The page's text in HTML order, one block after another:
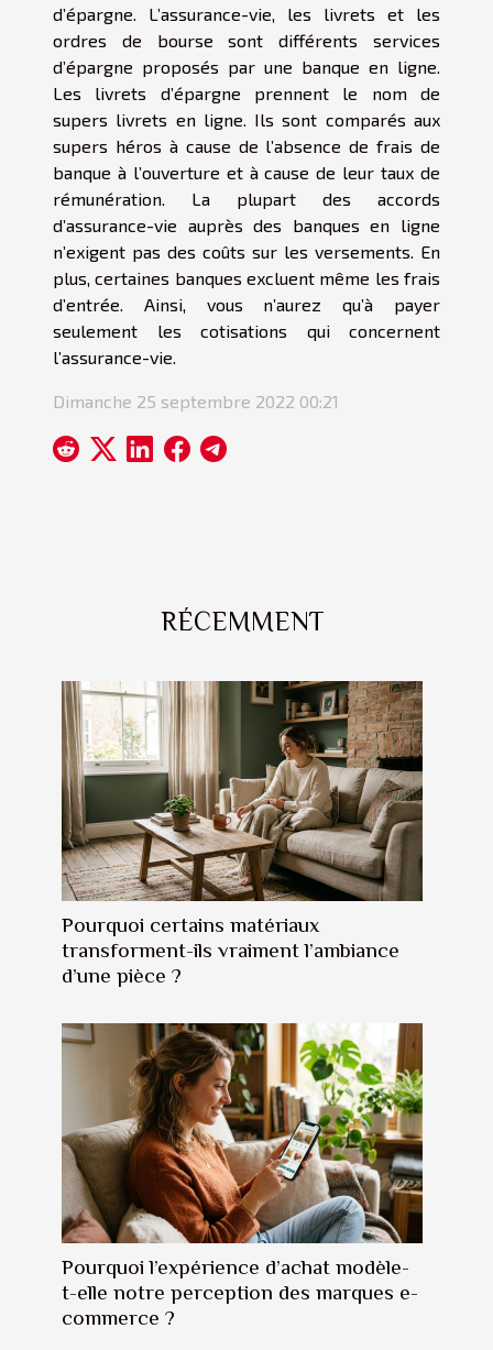
d’épargne. L’assurance-vie, les livrets et les
ordres de bourse sont différents services
d’épargne proposés par une banque en ligne.
Les livrets d’épargne prennent le nom de
supers livrets en ligne. Ils sont comparés aux
supers héros à cause de l’absence de frais de
banque à l’ouverture et à cause de leur taux de
rémunération. La plupart des accords
d’assurance-vie auprès des banques en ligne
n’exigent pas des coûts sur les versements. En
plus, certaines banques excluent même les frais
d’entrée. Ainsi, vous n’aurez qu’à payer
seulement les cotisations qui concernent
l’assurance-vie.
Dimanche 25 septembre 2022 00:21
RÉCEMMENT
Pourquoi certains matériaux
transforment-ils vraiment l’ambiance
d’une pièce ?
Pourquoi l’expérience d’achat modèle-
t-elle notre perception des marques e-
commerce ?